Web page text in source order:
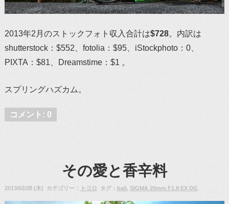
2013年2月のストックフォト収入合計は$728。内訳は
shutterstock：$552、fotolia：$95、iStockphoto：0、
PIXTA：$81、Dreamstime：$1 。
スプリングハズカム。
コメント: 0
その愛と香辛料
2013/02/28 (木) カテゴリー： トコロ タグ： bali, SIGMA 20mm F1.8 EX DG